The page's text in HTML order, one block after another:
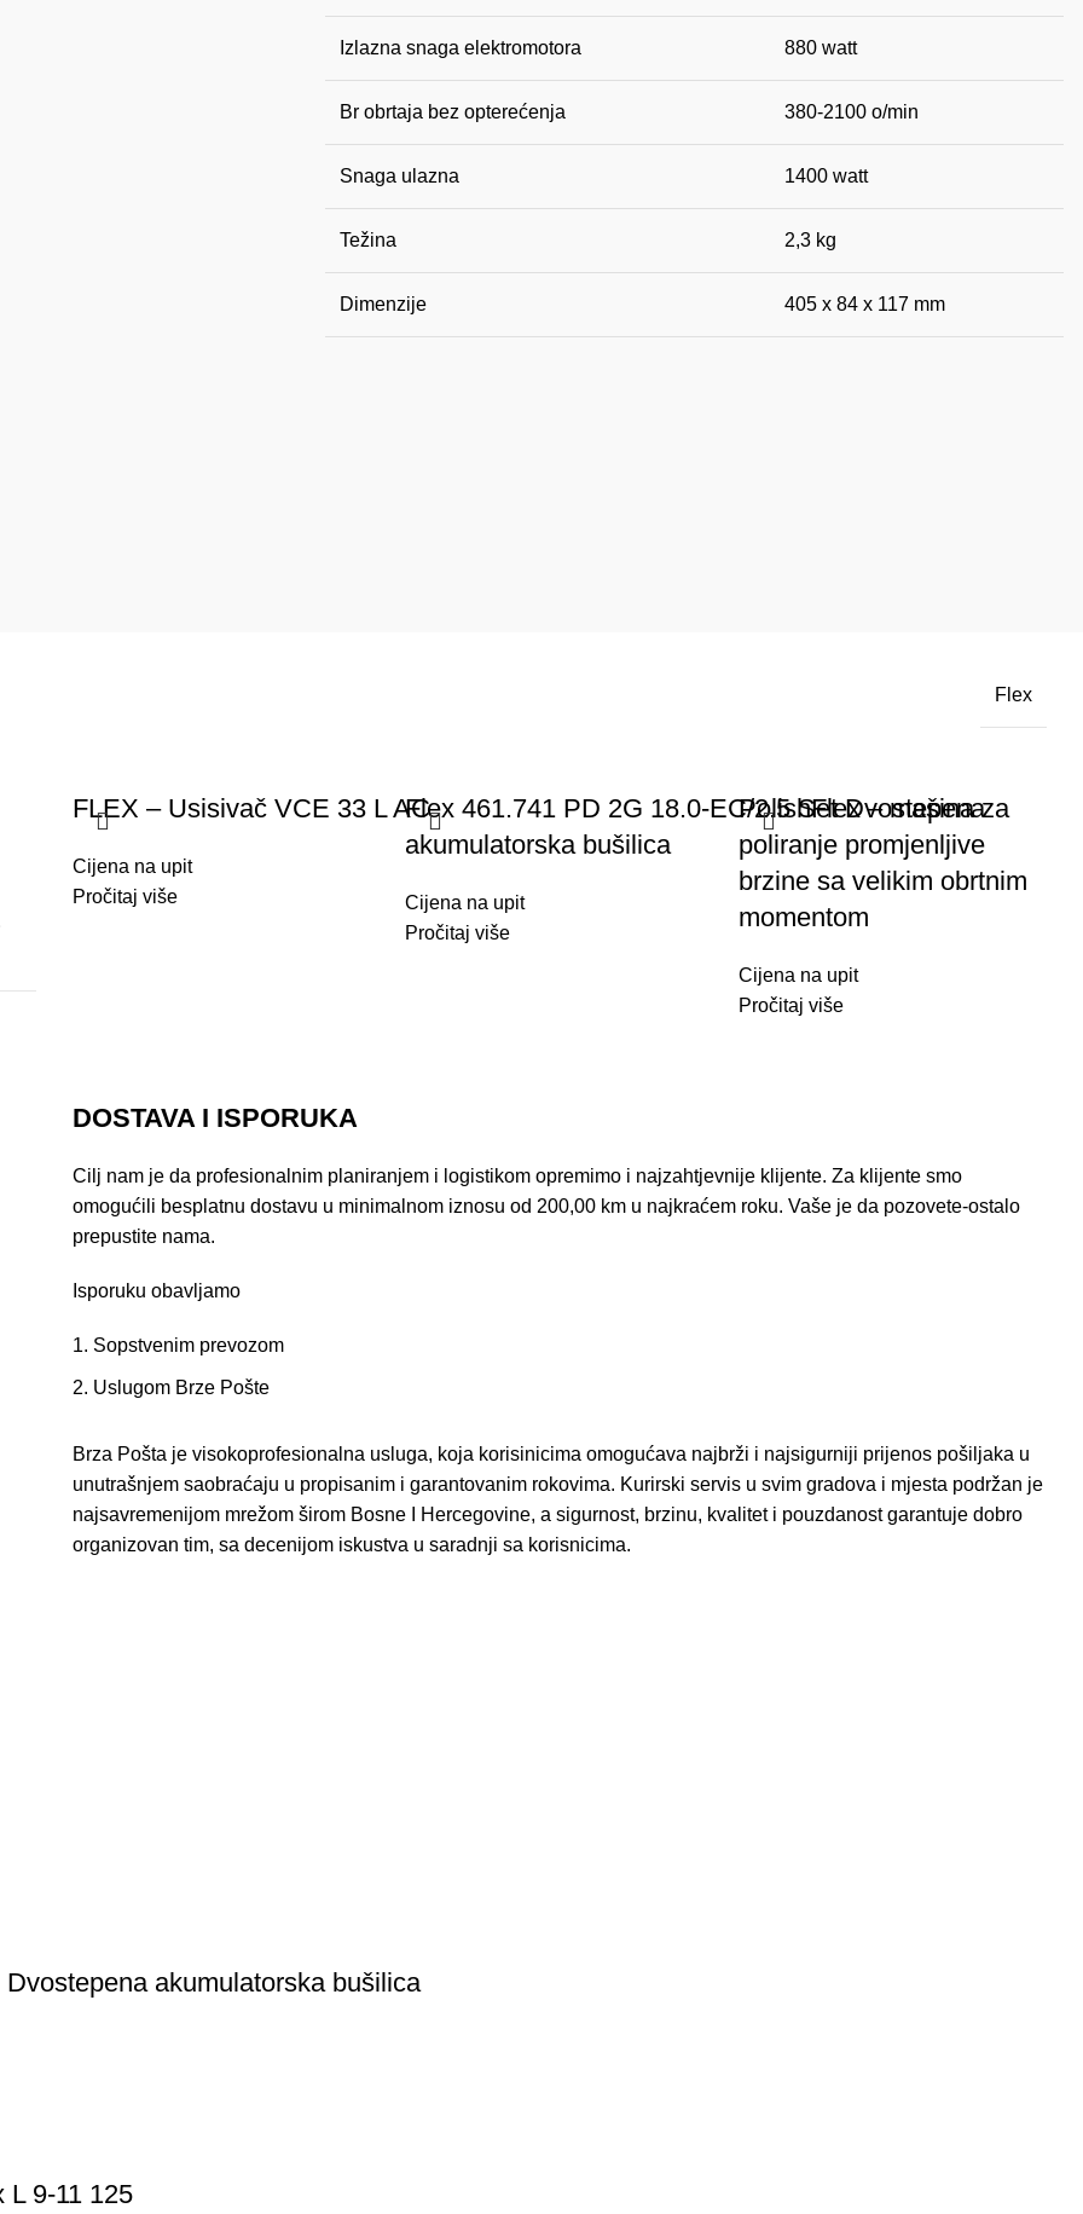
Izlazna snaga elektromotora 880 watt
Br obrtaja bez opterećenja 380-2100 o/min
Snaga ulazna 1400 watt
Težina 2,3 kg
Dimenzije 405 x 84 x 117 mm
Flex
FLEX – Usisivač VCE 33 L AC
Cijena na upit
Pročitaj više
Flex 461.741 PD 2G 18.0-EC/2.5 Set Dvostepena
akumulatorska bušilica
Cijena na upit
Pročitaj više
PolishFlex – mašina za
poliranje promjenljive
brzine sa velikim obrtnim
momentom
Cijena na upit
Pročitaj više
DOSTAVA I ISPORUKA
Cilj nam je da profesionalnim planiranjem i logistikom opremimo i najzahtjevnije klijente. Za klijente smo
omogućili besplatnu dostavu u minimalnom iznosu od 200,00 km u najkraćem roku. Vaše je da pozovete-ostalo
prepustite nama.
Isporuku obavljamo
Sopstvenim prevozom
Uslugom Brze Pošte
Brza Pošta je visokoprofesionalna usluga, koja korisinicima omogućava najbrži i najsigurniji prijenos pošiljaka u
unutrašnjem saobraćaju u propisanim i garantovanim rokovima. Kurirski servis u svim gradova i mjesta podržan je
najsavremenijom mrežom širom Bosne I Hercegovine, a sigurnost, brzinu, kvalitet i pouzdanost garantuje dobro
organizovan tim, sa decenijom iskustva u saradnji sa korisnicima.
akumulatorska bušilica
L 9-11 125